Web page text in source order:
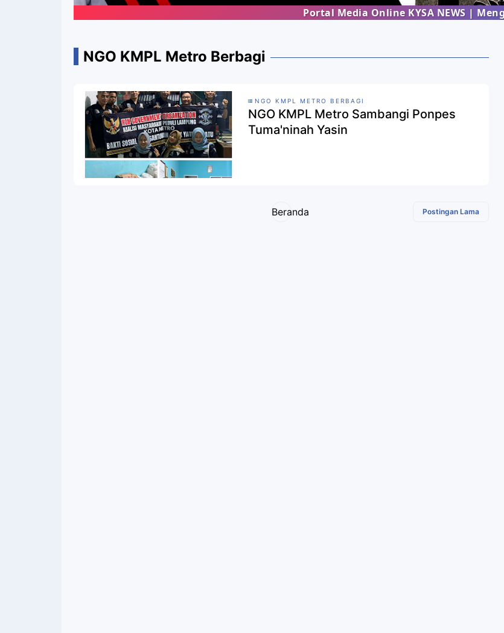
Portal Media Online KYSA NEWS |
NGO KMPL Metro Berbagi
NGO KMPL METRO BERBAGI
NGO KMPL Metro Sambangi Ponpes
Tuma'ninah Yasin
Postingan Lama
Beranda